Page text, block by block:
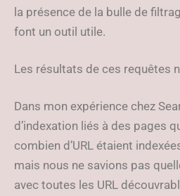
la présence de la bulle de
font un outil utile.
Les résultats de ces requêtes
Dans mon expérience chez
d’indexation liés à des pages
combien d’URL étaient
mais nous ne savions pas
avec toutes les URL